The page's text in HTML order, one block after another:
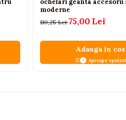
ochelari geanta accesorii
moderne
110,25 Lei75,00 Lei
Adauga in cos
Aproape epuizat